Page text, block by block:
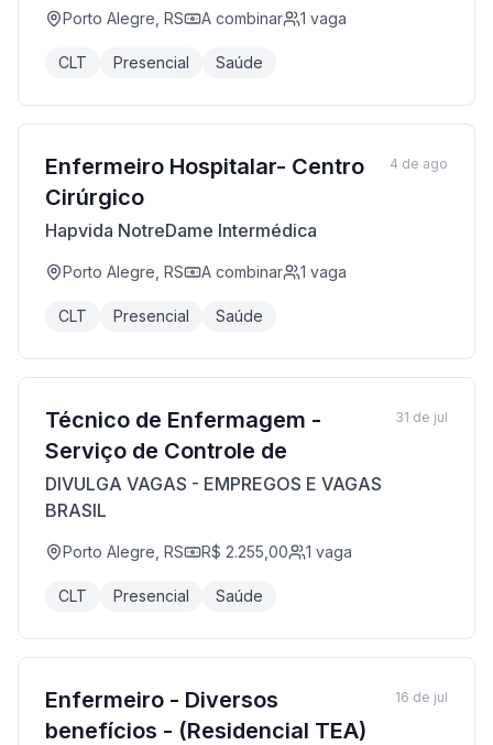
Porto Alegre, RS A combinar 1 vaga
CLT Presencial Saúde
Enfermeiro Hospitalar- Centro
Cirúrgico
Hapvida NotreDame Intermédica
Porto Alegre, RS A combinar 1 vaga
CLT Presencial Saúde
4 de ago
Técnico de Enfermagem -
Serviço de Controle de
DIVULGA VAGAS - EMPREGOS E VAGAS
BRASIL
Porto Alegre, RS R$ 2.255,00 1 vaga
CLT Presencial Saúde
31 de jul
Enfermeiro - Diversos
benefícios - (Residencial TEA)
16 de jul